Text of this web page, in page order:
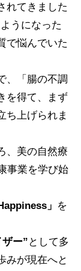
れてきました
うになった
で悩んでいた
、「腸の不調
を得て、まず
ち上げられま
、美の自然療
事業を学び始
」 を
ー” として多
みが現在へと